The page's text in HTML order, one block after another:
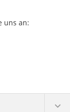
uns an: